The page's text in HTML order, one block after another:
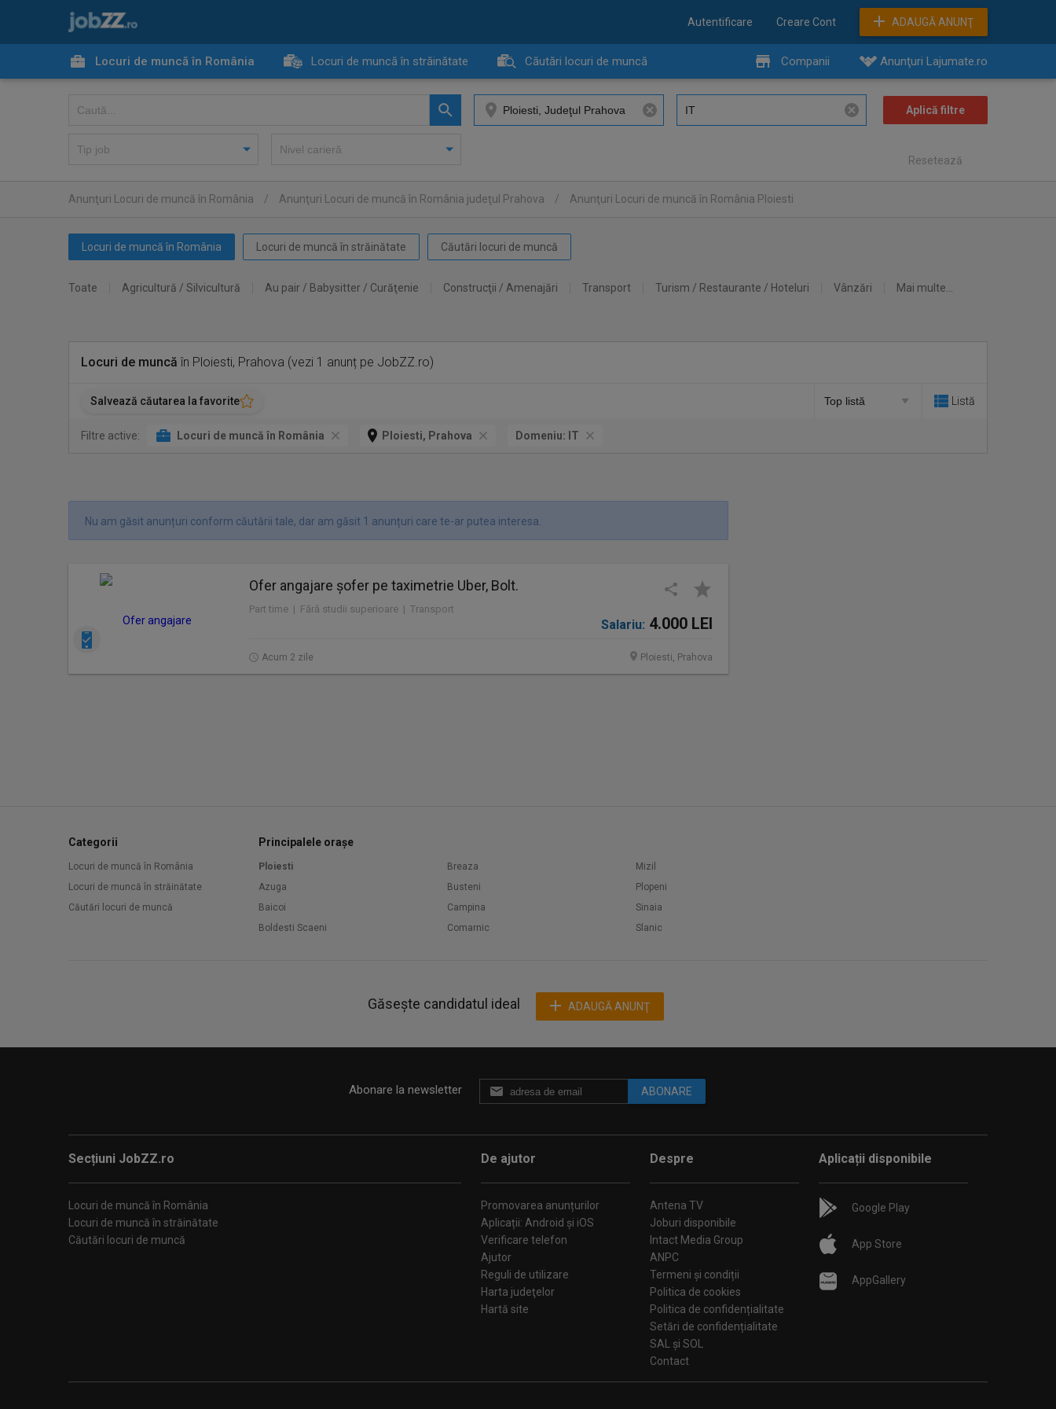
Autentificare Creare Cont ADAUGĂ ANUNŢ
Locuri de muncă în România Locuri de muncă în străinătate Căutări locuri de muncă Companii Anunţuri Lajumate.ro
Resetează
Anunţuri Locuri de muncă în România / Anunţuri Locuri de muncă în România judeţul Prahova / Anunţuri Locuri de muncă în România Ploiesti
Locuri de muncă în România Locuri de muncă în străinătate Căutări locuri de muncă
Toate Agricultură / Silvicultură Au pair / Babysitter / Curăţenie Construcţii / Amenajări Transport Turism / Restaurante / Hoteluri Vânzări Mai multe...
Locuri de muncă în Ploiesti, Prahova (vezi 1 anunț pe JobZZ.ro)
Salvează căutarea la favorite Listă
Filtre active: Locuri de muncă în România Ploiesti, Prahova Domeniu: IT
Nu am găsit anunțuri conform căutării tale, dar am găsit 1 anunțuri care te-ar putea interesa.
Ofer angajare șofer pe taximetrie Uber, Bolt.
Part time | Fără studii superioare | Transport
Salariu: 4.000 LEI
Acum 2 zile Ploiesti, Prahova
Categorii
Locuri de muncă în România
Locuri de muncă în străinătate
Căutări locuri de muncă
Principalele orașe
Ploiesti
Azuga
Baicoi
Boldesti Scaeni
Breaza
Busteni
Campina
Comarnic
Mizil
Plopeni
Sinaia
Slanic
Găsește candidatul ideal ADAUGĂ ANUNŢ
Abonare la newsletter ABONARE
Secțiuni JobZZ.ro
Locuri de muncă în România
Locuri de muncă în străinătate
Căutări locuri de muncă
De ajutor
Promovarea anunțurilor
Aplicații: Android și iOS
Verificare telefon
Ajutor
Reguli de utilizare
Harta judeţelor
Hartă site
Despre
Antena TV
Joburi disponibile
Intact Media Group
ANPC
Termeni și condiții
Politica de cookies
Politica de confidențialitate
Setări de confidențialitate
SAL și SOL
Contact
Aplicații disponibile
Google Play
App Store
AppGallery